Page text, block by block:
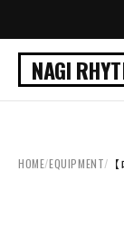
NAGI
HOME/EQUIPMENT/